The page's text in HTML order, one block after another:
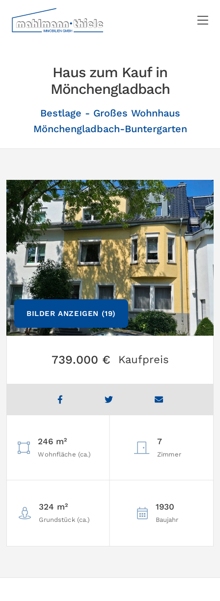
Haus zum Kauf in
Mönchengladbach
Bestlage - Großes Wohnhaus
Mönchengladbach-Buntergarten
BILDER ANZEIGEN (19)
739.000 € Kaufpreis
246 m²
Wohnfläche (ca.)
7
Zimmer
324 m²
Grundstück (ca.)
1930
Baujahr